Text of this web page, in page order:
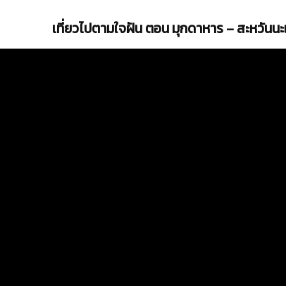
เที่ยวไปตามใจฝัน ตอน มุกดาหาร – สะหวันน